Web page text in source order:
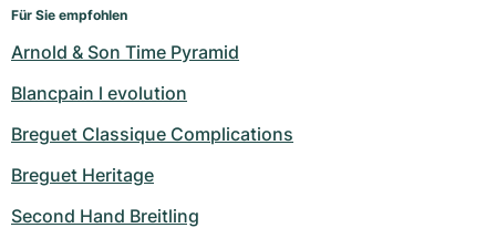
Für Sie empfohlen
Arnold & Son Time Pyramid
Blancpain l evolution
Breguet Classique Complications
Breguet Heritage
Second Hand Breitling